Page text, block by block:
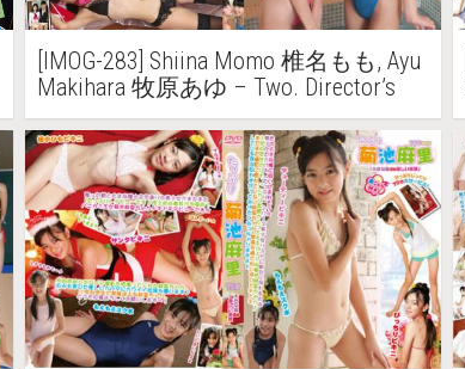
[IMOG-283] Shiina Momo 椎名もも, Ayu
Makihara 牧原あゆ – Two. Director’s
Cut Version Part3 ふたり。 ディレク
ターズカット版 Part3